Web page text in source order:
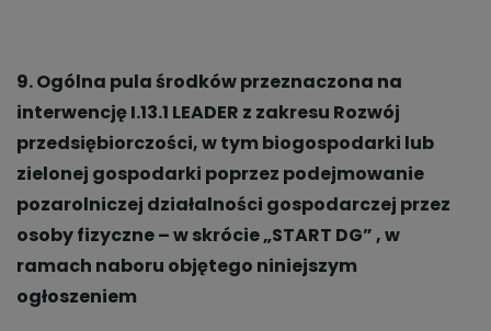
9. Ogólna pula środków przeznaczona na
interwencję I.13.1 LEADER z zakresu Rozwój
przedsiębiorczości, w tym biogospodarki lub
zielonej gospodarki poprzez podejmowanie
pozarolniczej działalności gospodarczej przez
osoby fizyczne – w skrócie „START DG” , w
ramach naboru objętego niniejszym
ogłoszeniem